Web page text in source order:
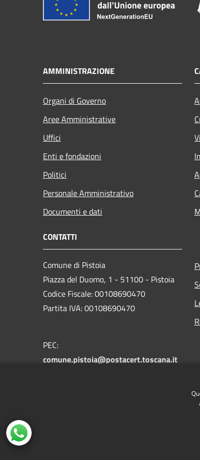
AMMINISTRAZIONE
Organi di Governo
Aree Amministrative
Uffici
Enti e fondazioni
Politici
Personale Amministrativo
Documenti e dati
CONTATTI
Comune di Pistoia
Piazza del Duomo, 1 - 51100 - Pistoia
Codice Fiscale: 00108690470
Partita IVA: 00108690470
PEC:
comune.pistoia@postacert.toscana.it